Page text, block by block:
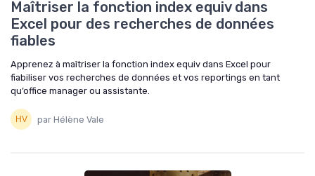
Maîtriser la fonction index equiv dans
Excel pour des recherches de données
fiables
Apprenez à maîtriser la fonction index equiv dans Excel pour
fiabiliser vos recherches de données et vos reportings en tant
qu’office manager ou assistante.
par Hélène Vale